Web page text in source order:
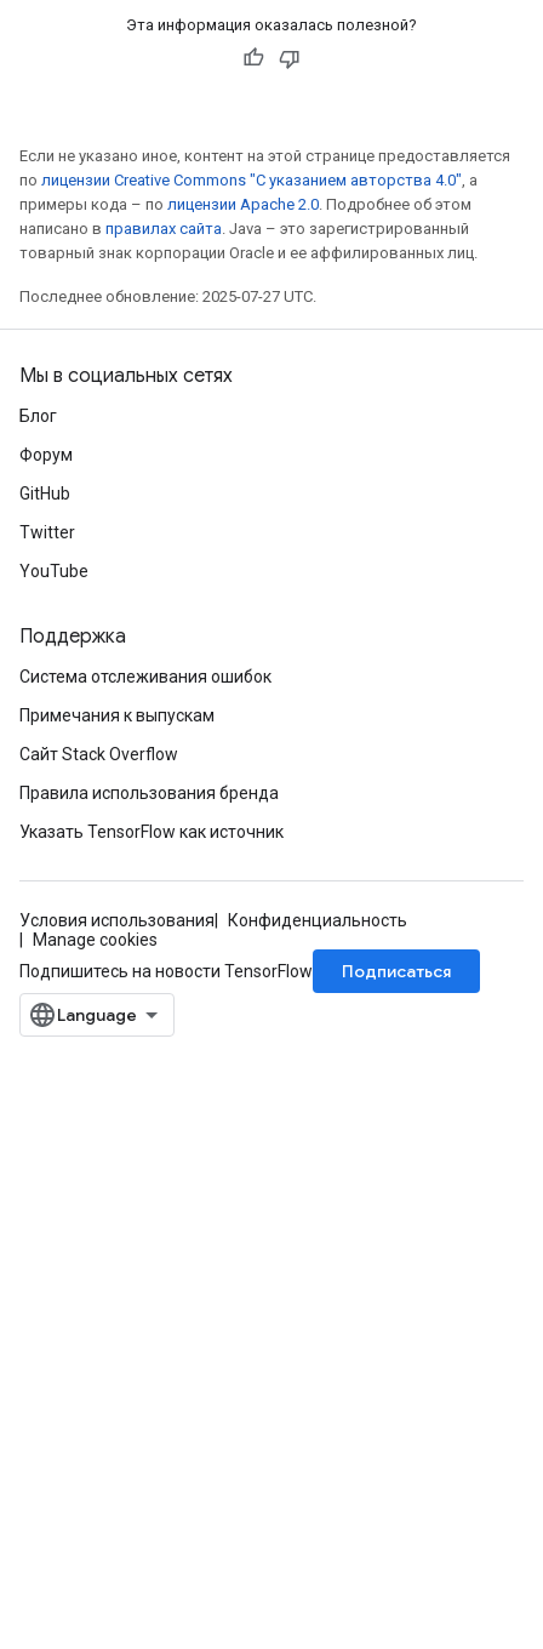
Эта информация оказалась полезной?
Если не указано иное, контент на этой странице предоставляется
по лицензии Creative Commons "С указанием авторства 4.0", а
примеры кода – по лицензии Apache 2.0. Подробнее об этом
написано в правилах сайта. Java – это зарегистрированный
товарный знак корпорации Oracle и ее аффилированных лиц.
Последнее обновление: 2025-07-27 UTC.
Мы в социальных сетях
Блог
Форум
GitHub
Twitter
YouTube
Поддержка
Система отслеживания ошибок
Примечания к выпускам
Сайт Stack Overflow
Правила использования бренда
Указать TensorFlow как источник
Условия использования
Конфиденциальность
Manage cookies
Подпишитесь на новости TensorFlow
Подписаться